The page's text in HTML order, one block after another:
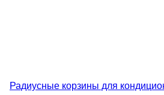
Радиусные корзины для